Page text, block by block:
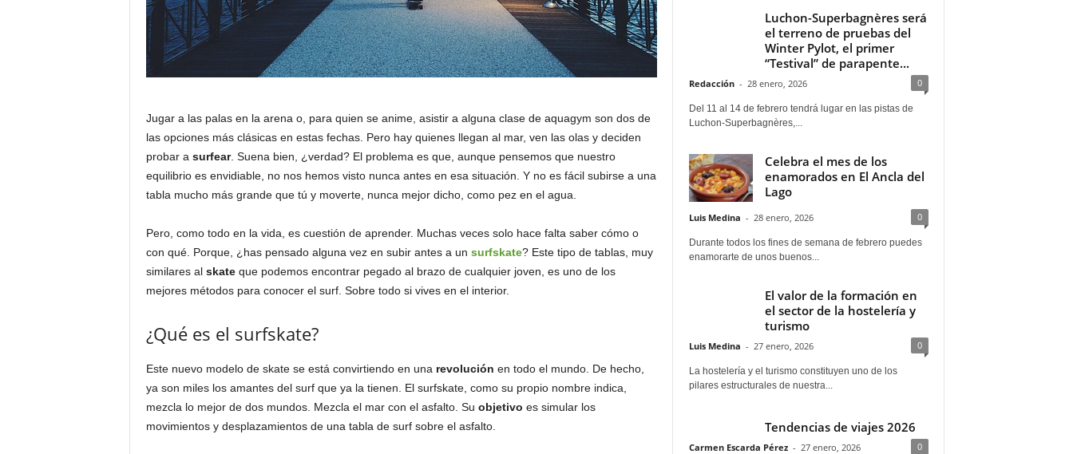
Jugar a las palas en la arena o, para quien se anime, asistir a alguna clase de aquagym son dos de
las opciones más clásicas en estas fechas. Pero hay quienes llegan al mar, ven las olas y deciden
probar a surfear. Suena bien, ¿verdad? El problema es que, aunque pensemos que nuestro
equilibrio es envidiable, no nos hemos visto nunca antes en esa situación. Y no es fácil subirse a una
tabla mucho más grande que tú y moverte, nunca mejor dicho, como pez en el agua.
Pero, como todo en la vida, es cuestión de aprender. Muchas veces solo hace falta saber cómo o
con qué. Porque, ¿has pensado alguna vez en subir antes a un surfskate? Este tipo de tablas, muy
similares alskateque podemos encontrar pegado al brazo de cualquier joven, es uno de los
mejores métodos para conocer el surf. Sobre todo si vives en el interior.
¿Qué es el surfskate?
Este nuevo modelo de skate se está convirtiendo en una revolución en todo el mundo. De hecho,
ya son miles los amantes del surf que ya la tienen. El surfskate, como su propio nombre indica,
mezcla lo mejor de dos mundos. Mezcla el mar con el asfalto. Su objetivo es simular los
movimientos y desplazamientos de una tabla de surf sobre el asfalto.
Luchon-Superbagnères será
el terreno de pruebas del
Winter Pylot, el primer
“Testival” de parapente...
Redacción - 28 enero, 2026 0
Del 11 al 14 de febrero tendrá lugar en las pistas de
Luchon-Superbagnères,...
Celebra el mes de los
enamorados en El Ancla del
Lago
Luis Medina - 28 enero, 2026 0
Durante todos los fines de semana de febrero puedes
enamorarte de unos buenos...
El valor de la formación en
el sector de la hostelería y
turismo
Luis Medina - 27 enero, 2026 0
La hostelería y el turismo constituyen uno de los
pilares estructurales de nuestra...
Tendencias de viajes 2026
Carmen Escarda Pérez - 27 enero, 2026 0